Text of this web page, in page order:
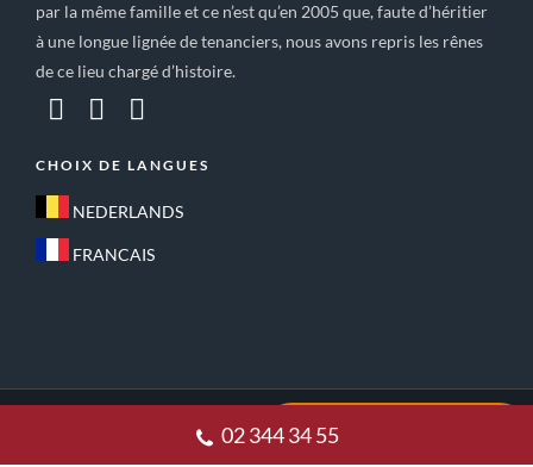
par la même famille et ce n’est qu’en 2005 que, faute d’héritier
à une longue lignée de tenanciers, nous avons repris les rênes
de ce lieu chargé d’histoire.
CHOIX DE LANGUES
NEDERLANDS
FRANCAIS
CONDITIONS GÉNÉRALES DE VENTE
02 344 34 55